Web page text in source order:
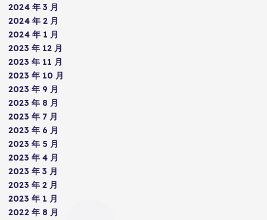
2024 年 3 月
2024 年 2 月
2024 年 1 月
2023 年 12 月
2023 年 11 月
2023 年 10 月
2023 年 9 月
2023 年 8 月
2023 年 7 月
2023 年 6 月
2023 年 5 月
2023 年 4 月
2023 年 3 月
2023 年 2 月
2023 年 1 月
2022 年 8 月